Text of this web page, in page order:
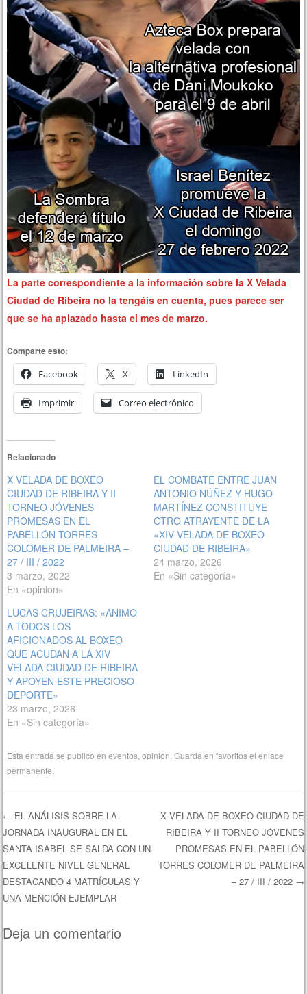
La parte correspondiente a la información sobre la X Velada
Ciudad de Ribeira no la tengáis en cuenta, pues parece ser
que se ha aplazado hasta el mes de marzo.
Comparte esto:
Facebook
X LinkedIn
Imprimir Correo electrónico
Relacionado
X VELADA DE BOXEO
CIUDAD DE RIBEIRA Y II
TORNEO JÓVENES
PROMESAS EN EL
PABELLÓN TORRES
COLOMER DE PALMEIRA –
27 / III / 2022
3 marzo, 2022
En «opinion»
EL COMBATE ENTRE JUAN
ANTONIO NÚÑEZ Y HUGO
MARTÍNEZ CONSTITUYE
OTRO ATRAYENTE DE LA
«XIV VELADA DE BOXEO
CIUDAD DE RIBEIRA»
24 marzo, 2026
En «Sin categoría»
LUCAS CRUJEIRAS: «ANIMO
A TODOS LOS
AFICIONADOS AL BOXEO
QUE ACUDAN A LA XIV
VELADA CIUDAD DE RIBEIRA
Y APOYEN ESTE PRECIOSO
DEPORTE»
23 marzo, 2026
En «Sin categoría»
Esta entrada se publicó eneventos ,opinion . Guarda en favoritos elenlace
permanente
Navegación de entradas
← EL ANÁLISIS SOBRE LA
JORNADA INAUGURAL EN EL
SANTA ISABEL SE SALDA CON UN
EXCELENTE NIVEL GENERAL
DESTACANDO 4 MATRÍCULAS Y
UNA MENCIÓN EJEMPLAR
X VELADA DE BOXEO CIUDAD DE
RIBEIRA Y II TORNEO JÓVENES
PROMESAS EN EL PABELLÓN
TORRES COLOMER DE PALMEIRA
– 27 / III / 2022 →
Deja un comentario